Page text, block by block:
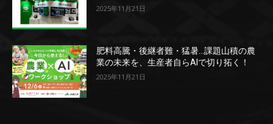
2025年11月21日
肥料高騰・後継者難・猛暑…課題山積の農
業の未来を、生産者自らAIで切り拓く！
2025年11月21日